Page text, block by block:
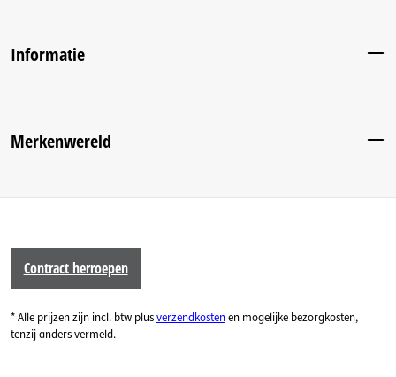
Informatie
Merkenwereld
Contract herroepen
* Alle prijzen zijn incl. btw plusverzendkostenen mogelijke bezorgkosten,
tenzij anders vermeld.